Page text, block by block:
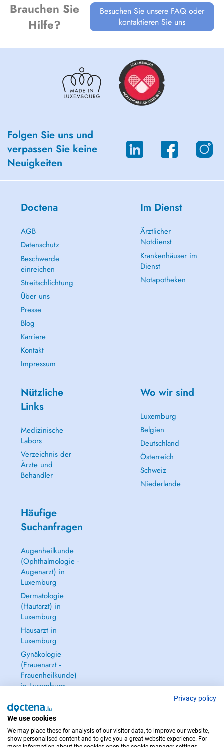
Brauchen Sie
Hilfe?
Besuchen Sie unsere FAQ oder
kontaktieren Sie uns
Folgen Sie uns und
verpassen Sie keine
Neuigkeiten
Doctena
AGB
Datenschutz
Beschwerde
einreichen
Streitschlichtung
Über uns
Presse
Blog
Karriere
Kontakt
Impressum
Im Dienst
Ärztlicher
Notdienst
Krankenhäuser im
Dienst
Notapotheken
Nützliche
Links
Medizinische
Labors
Verzeichnis der
Ärzte und
Behandler
Wo wir sind
Luxemburg
Belgien
Deutschland
Österreich
Schweiz
Niederlande
Häufige
Suchanfragen
Augenheilkunde
(Ophthalmologie -
Augenarzt) in
Luxemburg
Dermatologie
(Hautarzt) in
Luxemburg
Hausarzt in
Luxemburg
Gynäkologie
(Frauenarzt -
Frauenheilkunde)
in Luxemburg
Privacy policy
We use cookies
We may place these for analysis of our visitor data, to improve our website,
show personalised content and to give you a great website experience. For